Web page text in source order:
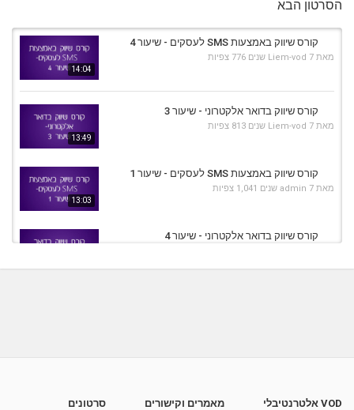
הסרטון הבא
14:04
קורס שיווק באמצעות SMS לעסקים - שיעור 4
מאת Liem-vod 7 שנים 776 צפיות
13:49
קורס שיווק בדואר אלקטרוני - שיעור 3
מאת Liem-vod 7 שנים 813 צפיות
13:03
קורס שיווק באמצעות SMS לעסקים - שיעור 1
מאת admin 7 שנים 1,041 צפיות
קורס שיווק בדואר אלקטרוני - שיעור 4
VOD אלטרנטיבלי מאמרים וקישורים סרטונים